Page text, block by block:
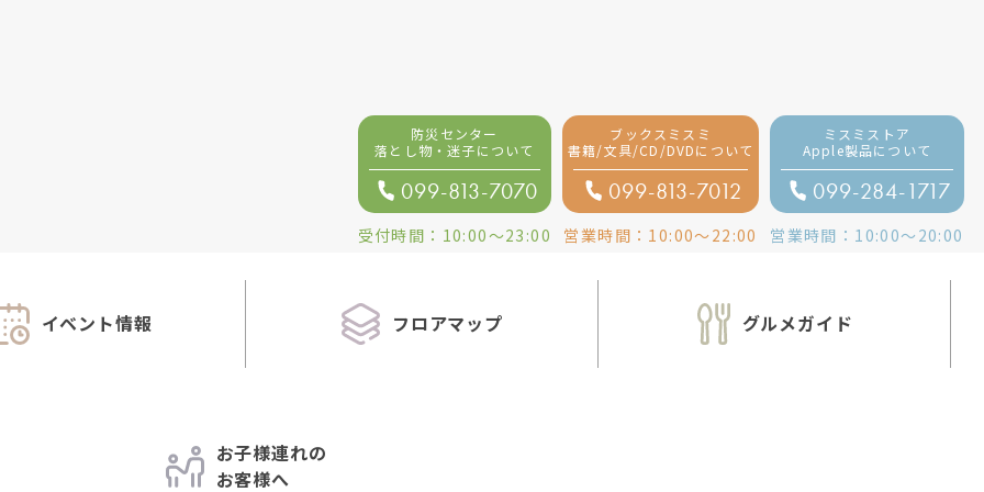
防災センター
落とし物・迷子について
099-813-7070
受付時間： 10:00〜23:00
ブックスミスミ
書籍/文具/CD/DVDについて
099-813-7012
営業時間： 10:00〜22:00
ミスミストア
Apple製品について
099-284-1717
営業時間： 10:00〜 20:00
イベント情報 フロアマップ グルメガイド
お子様連れの
お客様へ